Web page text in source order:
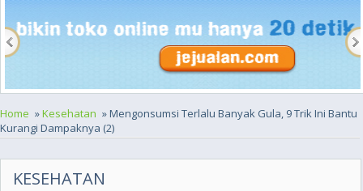
Home »Kesehatan » Mengonsumsi Terlalu Banyak Gula, 9 Trik Ini Bantu
Kurangi Dampaknya (2)
KESEHATAN